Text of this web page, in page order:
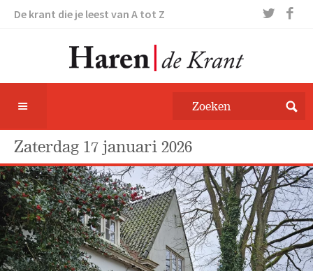
De krant die je leest van A tot Z
zaterdag 17 januari 2026